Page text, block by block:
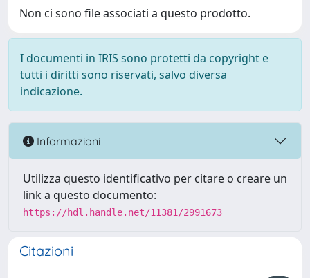
Non ci sono file associati a questo prodotto.
I documenti in IRIS sono protetti da copyright e
tutti i diritti sono riservati, salvo diversa
indicazione.
Informazioni
Utilizza questo identificativo per citare o creare un
link a questo documento:
https://hdl.handle.net/11381/2991673
Citazioni